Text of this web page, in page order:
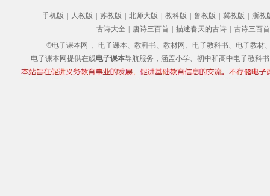
手机版 | 人教版 | 苏教版 | 北师大版 | 教科版 | 鲁教版 | 冀教版 | 浙教
古诗大全 | 唐诗三百首 | 描述春天的古诗 | 古诗三百首
©电子课本网
、电子课本、教科书、教材网、电子教科书、电子教
电子课本网提供在线电子课本导航服务，涵盖小学、初中和高中电子教科